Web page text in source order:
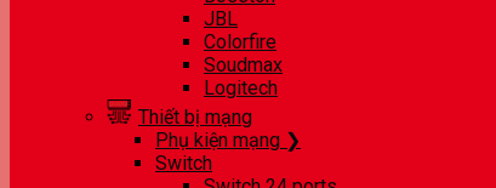
JBL
Colorfire
Soudmax
Logitech
Thiết bị mạng
Phụ kiện mạng ❯
Switch